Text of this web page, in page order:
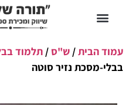
עמוד הבית/ ש"ס/ תלמוד
בבלי-מסכת נזיר סוטה